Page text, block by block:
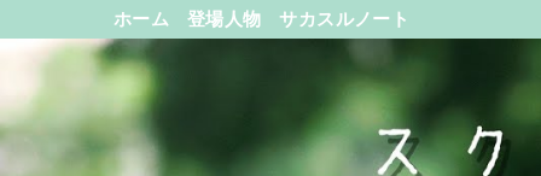
ホーム 登場人物 サカスルノート